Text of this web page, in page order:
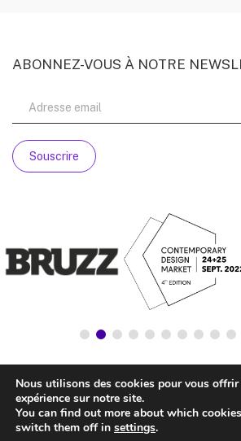
ABONNEZ-VOUS À NOTRE
Nous utilisons des cookies pour vous
expérience sur notre site.
You can find out more about which
switch them off in settings.